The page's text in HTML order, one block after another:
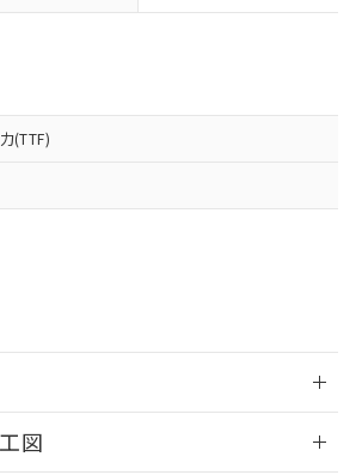
(TTF)
図
令（10物質）の非含有証明書
りません。
指令のフタル酸エステル類４
対応品が混在することから備考